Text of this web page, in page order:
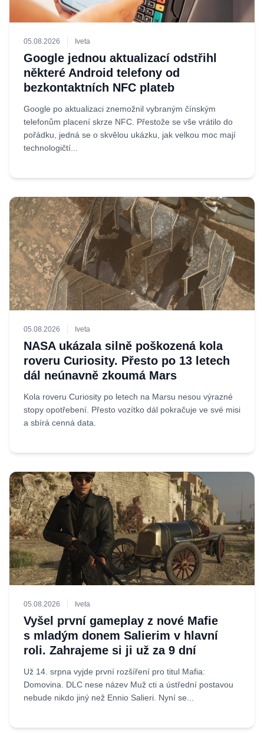
05.08.2026 Iveta
Google jednou aktualizací odstřihl
některé Android telefony od
bezkontaktních NFC plateb
Google po aktualizaci znemožnil vybraným čínským
telefonům placení skrze NFC. Přestože se vše vrátilo do
pořádku, jedná se o skvělou ukázku, jak velkou moc mají
technologičtí...
05.08.2026 Iveta
NASA ukázala silně poškozená kola
roveru Curiosity. Přesto po 13 letech
dál neúnavně zkoumá Mars
Kola roveru Curiosity po letech na Marsu nesou výrazné
stopy opotřebení. Přesto vozítko dál pokračuje ve své misi
a sbírá cenná data.
05.08.2026 Iveta
Vyšel první gameplay z nové Mafie
s mladým donem Salierim v hlavní
roli. Zahrajeme si ji už za 9 dní
Už 14. srpna vyjde první rozšíření pro titul Mafia:
Domovina. DLC nese název Muž cti a ústřední postavou
nebude nikdo jiný než Ennio Salieri. Nyní se...